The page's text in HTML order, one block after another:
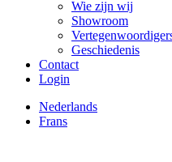
Wie zijn wij
Showroom
Geschiedenis
Contact
Login
Nederlands
Frans